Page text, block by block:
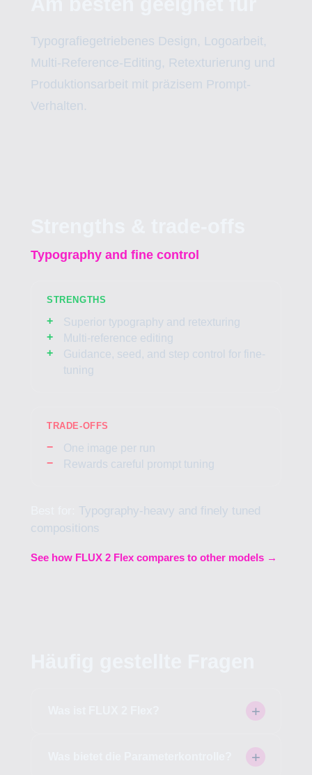
Typografiegetriebenes Design, Logoarbeit,
Multi-Reference-Editing, Retexturierung und
Produktionsarbeit mit präzisem Prompt-
Verhalten.
Typography and fine control
STRENGTHS
Superior typography and retexturing
Multi-reference editing
Guidance, seed, and step control for fine-
tuning
TRADE-OFFS
One image per run
Rewards careful prompt tuning
Typography-heavy and finely tuned
compositions
See how FLUX 2 Flex compares to other models →